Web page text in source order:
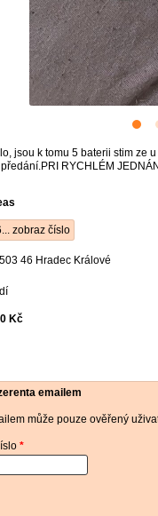
jsou k tomu 5 baterii stim ze
RYCHLÉM JEDNÁNÍ
zobraz číslo
503 46 Hradec Králové
Kč
emailem
může pouze ověřený
*